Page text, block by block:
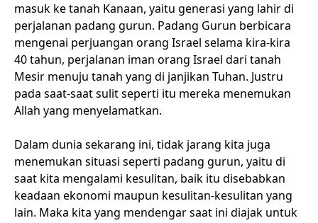
masuk ke tanah Kanaan, yaitu generasi yang lahir di
perjalanan padang gurun. Padang Gurun berbicara
mengenai perjuangan orang Israel selama kira-kira
40 tahun, perjalanan iman orang Israel dari tanah
Mesir menuju tanah yang di janjikan Tuhan. Justru
pada saat-saat sulit seperti itu mereka menemukan
Allah yang menyelamatkan.
Dalam dunia sekarang ini, tidak jarang kita juga
menemukan situasi seperti padang gurun, yaitu di
saat kita mengalami kesulitan, baik itu disebabkan
keadaan ekonomi maupun kesulitan-kesulitan yang
lain. Maka kita yang mendengar saat ini diajak untuk